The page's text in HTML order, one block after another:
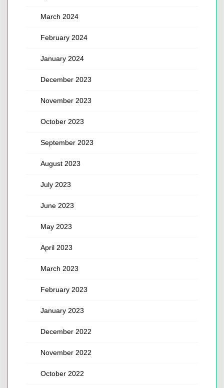
March 2024
February 2024
January 2024
December 2023
November 2023
October 2023
September 2023
August 2023
July 2023
June 2023
May 2023
April 2023
March 2023
February 2023
January 2023
December 2022
November 2022
October 2022